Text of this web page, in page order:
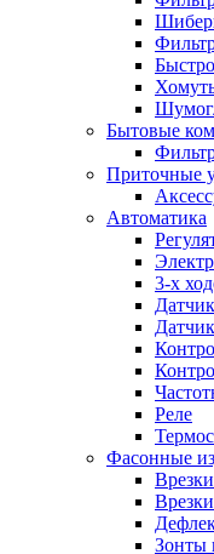
Бытовые
Приточные
Автоматика
3-х
Реле
Фасонные
Зонты